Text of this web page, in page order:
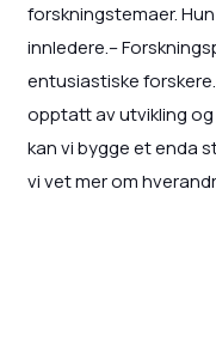
forskningstemaer.
innledere.–
entusiastiske
opptatt av utvikling
kan vi bygge et enda
vi vet mer om